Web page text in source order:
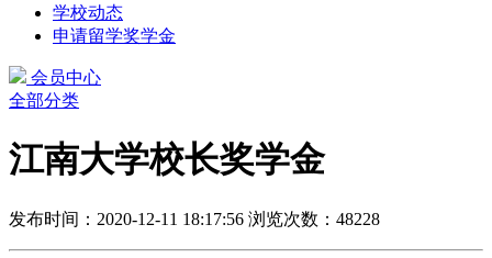
学校动态
申请留学奖学金
会员中心
全部分类
江南大学校长奖学金
发布时间：2020-12-11 18:17:56 浏览次数：48228